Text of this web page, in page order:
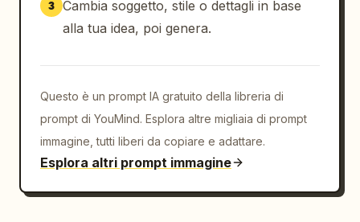
3 Cambia soggetto, stile o dettagli in base
alla tua idea, poi genera.
Questo è un prompt IA gratuito della libreria di
prompt di YouMind. Esplora altre migliaia di prompt
immagine, tutti liberi da copiare e adattare.
Esplora altri prompt immagine